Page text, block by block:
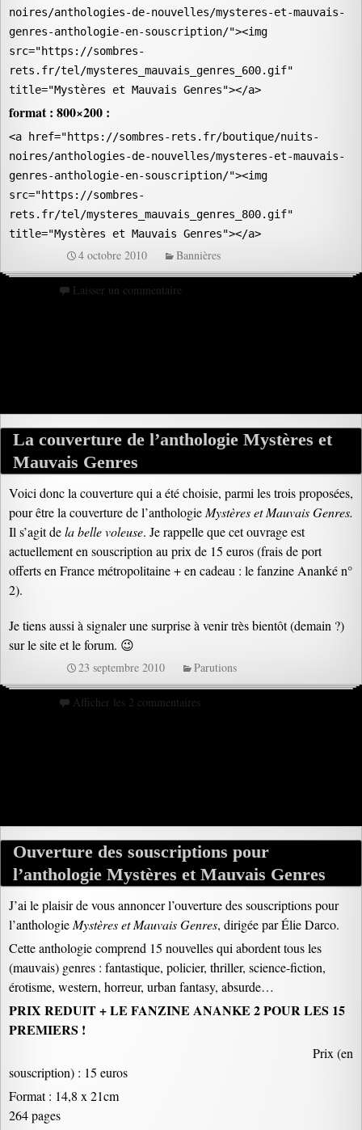
noires/anthologies-de-nouvelles/mysteres-et-mauvais-
genres-anthologie-en-souscription/"><img
src="https://sombres-
rets.fr/tel/mysteres_mauvais_genres_600.gif"
title="Mystères et Mauvais Genres"></a>
format : 800×200 :
<a href="https://sombres-rets.fr/boutique/nuits-
noires/anthologies-de-nouvelles/mysteres-et-mauvais-
genres-anthologie-en-souscription/"><img
src="https://sombres-
rets.fr/tel/mysteres_mauvais_genres_800.gif"
title="Mystères et Mauvais Genres"></a>
4 octobre 2010 Bannières
Laisser un commentaire
La couverture de l’anthologie Mystères et
Mauvais Genres
Voici donc la couverture qui a été choisie, parmi les trois proposées,
pour être la couverture de l’anthologie Mystères et Mauvais Genres.
Il s’agit dela belle voleuse. Je rappelle que cet ouvrage est
actuellement en souscription au prix de 15 euros (frais de port
offerts en France métropolitaine + en cadeau : le fanzine Ananké n°
2).
Je tiens aussi à signaler une surprise à venir très bientôt (demain ?)
sur le site et le forum. 😉
23 septembre 2010 Parutions
Afficher les 2 commentaires
Ouverture des souscriptions pour
l’anthologie Mystères et Mauvais Genres
J’ai le plaisir de vous annoncer l’ouverture des souscriptions pour
l’anthologie Mystères et Mauvais Genres, dirigée par Élie Darco.
Cette anthologie comprend 15 nouvelles qui abordent tous les
(mauvais) genres : fantastique, policier, thriller, science-fiction,
érotisme, western, horreur, urban fantasy, absurde…
PRIX REDUIT + LE FANZINE ANANKE 2 POUR LES 15
PREMIERS !
Prix (en
souscription) : 15 euros
Format : 14,8 x 21cm
264 pages